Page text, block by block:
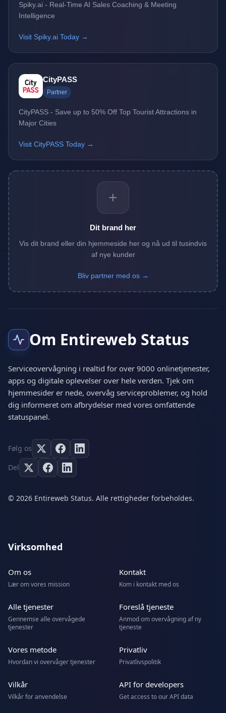
Spiky.ai - Real-Time AI Sales Coaching & Meeting
Intelligence
Visit Spiky.ai Today →
CityPASS
Partner
CityPASS - Save up to 50% Off Top Tourist Attractions in
Major Cities
Visit CityPASS Today →
+
Dit brand her
Vis dit brand eller din hjemmeside her og nå ud til tusindvis
af nye kunder
Bliv partner med os →
Om Entireweb Status
Serviceovervågning i realtid for over 9000 onlinetjenester,
apps og digitale oplevelser over hele verden. Tjek om
hjemmesider er nede, overvåg serviceproblemer, og hold
dig informeret om afbrydelser med vores omfattende
statuspanel.
Følg os
Del
© 2026 Entireweb Status. Alle rettigheder forbeholdes.
Virksomhed
Om os
Lær om vores mission
Kontakt
Kom i kontakt med os
Alle tjenester
Gennemse alle overvågede
tjenester
Foreslå tjeneste
Anmod om overvågning af ny
tjeneste
Vores metode
Hvordan vi overvåger tjenester
Privatliv
Privatlivspolitik
Vilkår
Vilkår for anvendelse
API for developers
Get access to our API data